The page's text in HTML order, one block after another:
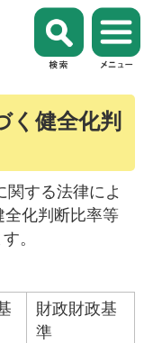
く健全化判
関する法律によ
全化判断比率等
。
財政財政基
準